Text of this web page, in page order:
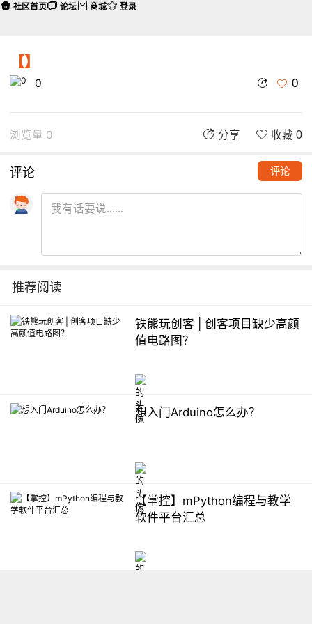
【】
0 0
浏览量 0 分享 收藏 0
评论 评论
推荐阅读
铁熊玩创客 | 创客项目缺少高颜
值电路图？
想入门Arduino怎么办？
【掌控】mPython编程与教学
软件平台汇总
社区首页 论坛 商城 登录